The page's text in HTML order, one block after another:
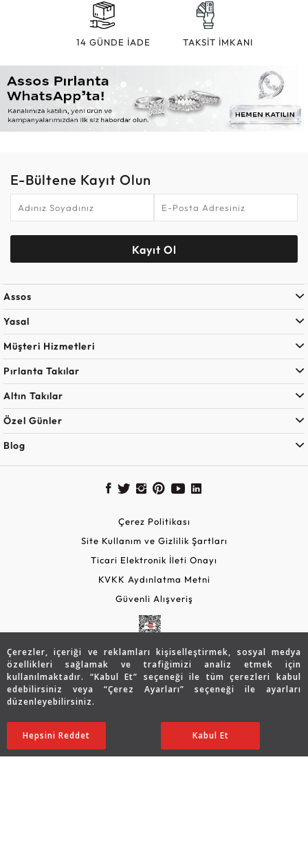
Çerezler, içeriği ve reklamları kişiselleştirmek, sosyal medya
özellikleri sağlamak ve trafiğimizi analiz etmek için
kullanılmaktadır. “Kabul Et” seçeneği ile tüm çerezleri kabul
edebilirsiniz veya “Çerez Ayarları” seçeneği ile ayarları
düzenleyebilirsiniz.
Ayarları Düzenle
Hepsini Reddet Kabul Et
101.348 TL
70.944TL SATIN ALIN
14 GÜNDE İADE TAKSİT İMKANI
E-Bültene Kayıt Olun
Kayıt Ol
Assos
Yasal
Müşteri Hizmetleri
Pırlanta Takılar
Altın Takılar
Özel Günler
Blog
Çerez Politikası
Site Kullanım ve Gizlilik Şartları
Ticari Elektronik İleti Onayı
KVKK Aydınlatma Metni
Güvenli Alışveriş
Copyright © 2026 Assos Pırlanta - Bu sitenin tüm hakları